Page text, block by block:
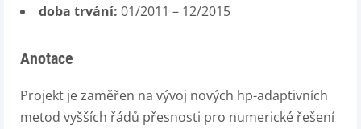
doba trvání: 01/2011 – 12/2015
Anotace
Projekt je zaměřen na vývoj nových hp-adaptivních
metod vyšších řádů přesnosti pro numerické řešení